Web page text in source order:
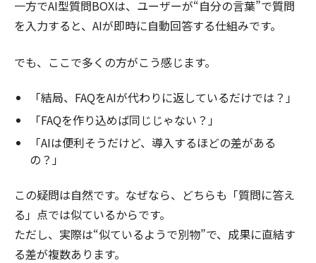
一方でAI型質問BOXは、ユーザーが“自分の言葉”で質問
を入力すると、AIが即時に自動回答する仕組みです。
でも、ここで多くの方がこう感じます。
「結局、FAQをAIが代わりに返しているだけでは？」
「FAQを作り込めば同じじゃない？」
「AIは便利そうだけど、導入するほどの差がある
の？」
この疑問は自然です。なぜなら、どちらも「質問に答え
る」点では似ているからです。
ただし、実際は“似ているようで別物”で、成果に直結す
る差が複数あります。